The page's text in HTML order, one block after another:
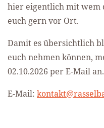
hier eigentlich mit
euch gern vor Ort.
Damit es übersichtlich
euch nehmen können,
02.10.2026 per E-Mail an.
E-Mail: